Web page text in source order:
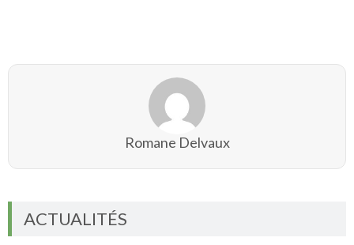
Romane Delvaux
ACTUALITÉS